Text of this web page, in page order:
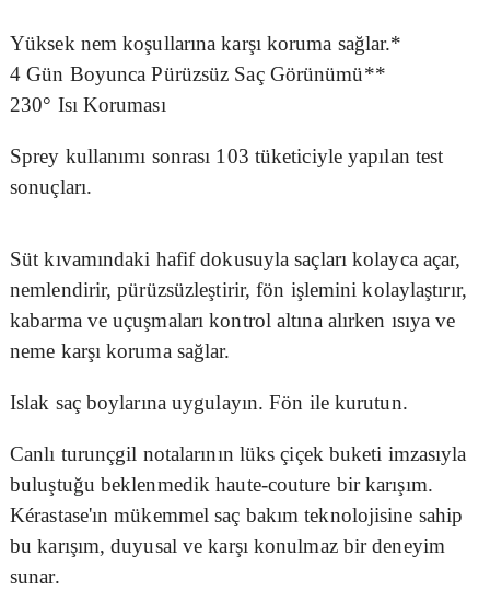
Yüksek nem koşullarına karşı koruma sağlar.*
4 Gün Boyunca Pürüzsüz Saç Görünümü**
230° Isı Koruması
Sprey kullanımı sonrası 103 tüketiciyle yapılan test
sonuçları.
Süt kıvamındaki hafif dokusuyla saçları kolayca açar,
nemlendirir, pürüzsüzleştirir, fön işlemini kolaylaştırır,
kabarma ve uçuşmaları kontrol altına alırken ısıya ve
neme karşı koruma sağlar.
Islak saç boylarına uygulayın. Fön ile kurutun.
Canlı turunçgil notalarının lüks çiçek buketi imzasıyla
buluştuğu beklenmedik haute-couture bir karışım.
Kérastase'ın mükemmel saç bakım teknolojisine sahip
bu karışım, duyusal ve karşı konulmaz bir deneyim
sunar.